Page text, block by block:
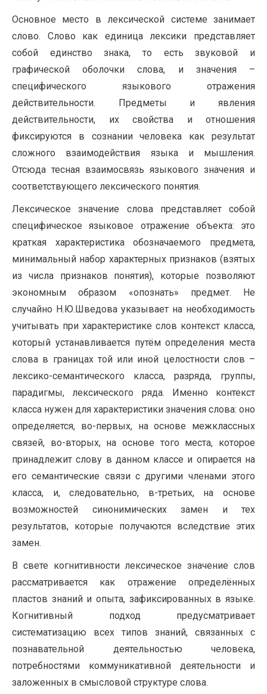
Основное место в лексической системе занимает
слово. Слово как единица лексики представляет
собой единство знака, то есть звуковой и
графической оболочки слова, и значения –
специфического языкового отражения
действительности. Предметы и явления
действительности, их свойства и отношения
фиксируются в сознании человека как результат
сложного взаимодействия языка и мышления.
Отсюда тесная взаимосвязь языкового значения и
соответствующего лексического понятия.
Лексическое значение слова представляет собой
специфическое языковое отражение объекта: это
краткая характеристика обозначаемого предмета,
минимальный набор характерных признаков (взятых
из числа признаков понятия), которые позволяют
экономным образом «опознать» предмет. Не
случайно Н.Ю.Шведова указывает на необходимость
учитывать при характеристике слов контекст класса,
который устанавливается путём определения места
слова в границах той или иной целостности слов –
лексико-семантического класса, разряда, группы,
парадигмы, лексического ряда. Именно контекст
класса нужен для характеристики значения слова: оно
определяется, во-первых, на основе межклассных
связей, во-вторых, на основе того места, которое
принадлежит слову в данном классе и опирается на
его семантические связи с другими членами этого
класса, и, следовательно, в-третьих, на основе
возможностей синонимических замен и тех
результатов, которые получаются вследствие этих
замен.
В свете когнитивности лексическое значение слов
рассматривается как отражение определённых
пластов знаний и опыта, зафиксированных в языке.
Когнитивный подход предусматривает
систематизацию всех типов знаний, связанных с
познавательной деятельностью человека,
потребностями коммуникативной деятельности и
заложенных в смысловой структуре слова.